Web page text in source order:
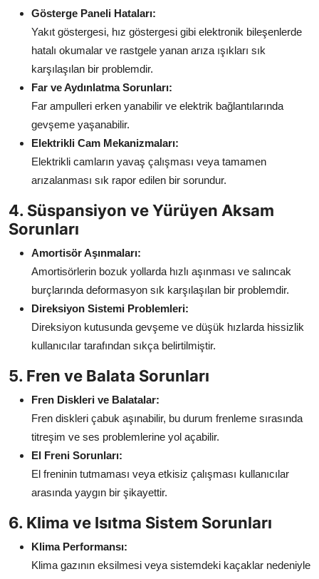
Gösterge Paneli Hataları:
Yakıt göstergesi, hız göstergesi gibi elektronik bileşenlerde
hatalı okumalar ve rastgele yanan arıza ışıkları sık
karşılaşılan bir problemdir.
Far ve Aydınlatma Sorunları:
Far ampulleri erken yanabilir ve elektrik bağlantılarında
gevşeme yaşanabilir.
Elektrikli Cam Mekanizmaları:
Elektrikli camların yavaş çalışması veya tamamen
arızalanması sık rapor edilen bir sorundur.
4. Süspansiyon ve Yürüyen Aksam
Sorunları
Amortisör Aşınmaları:
Amortisörlerin bozuk yollarda hızlı aşınması ve salıncak
burçlarında deformasyon sık karşılaşılan bir problemdir.
Direksiyon Sistemi Problemleri:
Direksiyon kutusunda gevşeme ve düşük hızlarda hissizlik
kullanıcılar tarafından sıkça belirtilmiştir.
5. Fren ve Balata Sorunları
Fren Diskleri ve Balatalar:
Fren diskleri çabuk aşınabilir, bu durum frenleme sırasında
titreşim ve ses problemlerine yol açabilir.
El Freni Sorunları:
El freninin tutmaması veya etkisiz çalışması kullanıcılar
arasında yaygın bir şikayettir.
6. Klima ve Isıtma Sistem Sorunları
Klima Performansı:
Klima gazının eksilmesi veya sistemdeki kaçaklar nedeniyle